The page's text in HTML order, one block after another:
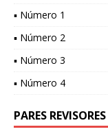
▪ Número 1
▪ Número 2
▪ Número 3
▪ Número 4
PARES REVISORES